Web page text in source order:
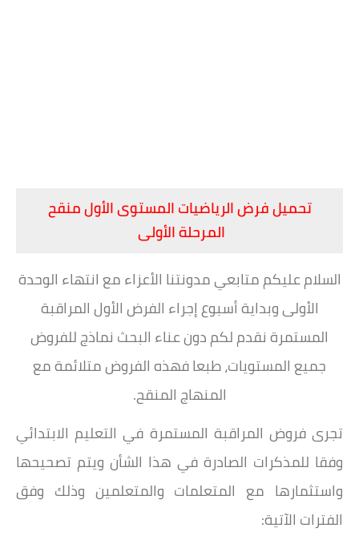
تحميل فرض الرياضيات المستوى الأول منقح
المرحلة الأولى
السلام عليكم متابعي مدونتنا الأعزاء مع انتهاء الوحدة
الأولى وبداية أسبوع إجراء الفرض الأول المراقبة
المستمرة نقدم لكم دون عناء البحث نماذج للفروض
جميع المستويات، طبعا فهذه الفروض متلائمة مع
المنهاج المنقح.
تجرى فروض المراقبة المستمرة في التعليم الابتدائي
وفقا للمذكرات الصادرة في هذا الشأن ويتم تصحيحها
واستثمارها مع المتعلمات والمتعلمين وذلك وفق
الفترات الآتية: